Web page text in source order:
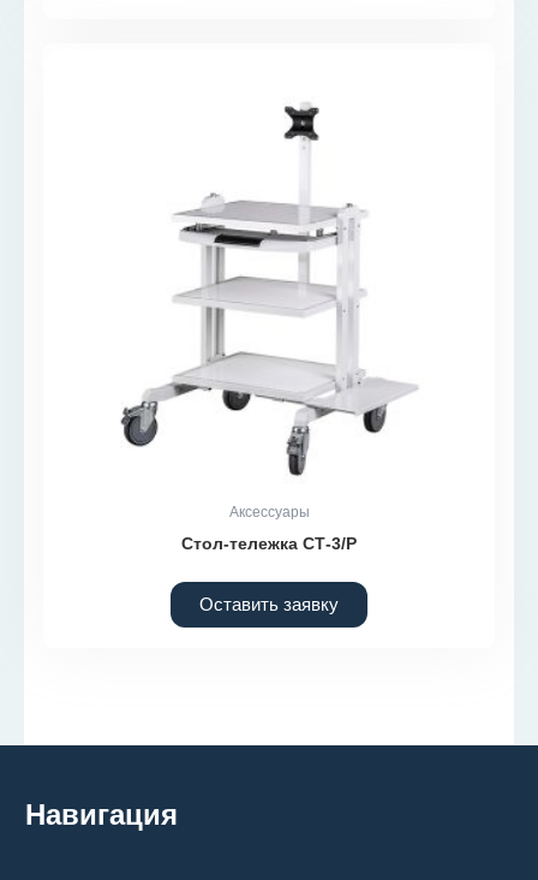
Аксессуары
Стол-тележка СТ-3/Р
Оставить заявку
Навигация